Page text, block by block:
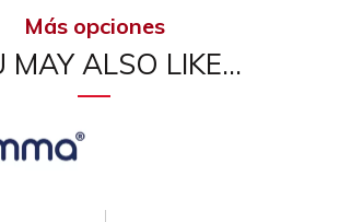
Más opciones
MAY ALSO LIKE…